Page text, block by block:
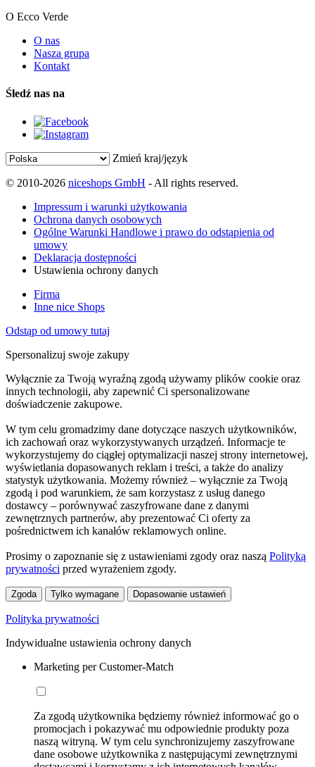
O Ecco Verde
O nas
Nasza grupa
Kontakt
Śledź nas na
Zmień kraj/język
© 2010-2026 niceshops GmbH - All rights reserved.
Impressum i warunki użytkowania
Ochrona danych osobowych
Ogólne Warunki Handlowe i prawo do odstąpienia od
umowy
Deklaracja dostępności
Ustawienia ochrony danych
Firma
Inne nice Shops
Odstąp od umowy tutaj
Spersonalizuj swoje zakupy
Wyłącznie za Twoją wyraźną zgodą używamy plików cookie oraz
innych technologii, aby zapewnić Ci spersonalizowane
doświadczenie zakupowe.
W tym celu gromadzimy dane dotyczące naszych użytkowników,
ich zachowań oraz wykorzystywanych urządzeń. Informacje te
wykorzystujemy do ciągłej optymalizacji naszej strony internetowej,
wyświetlania dopasowanych reklam i treści, a także do analizy
statystyk użytkowania. Możemy również – wyłącznie za Twoją
zgodą i pod warunkiem, że sam korzystasz z usług danego
dostawcy – porównywać zaszyfrowane dane z danymi
zewnętrznych partnerów, aby prezentować Ci oferty za
pośrednictwem ich kanałów reklamowych online.
Prosimy o zapoznanie się z ustawieniami zgody oraz naszą Polityką
prywatności przed wyrażeniem zgody.
Zgoda Tylko wymagane Dopasowanie ustawień
Polityka prywatności
Indywidualne ustawienia ochrony danych
Marketing per Customer-Match
Za zgodą użytkownika będziemy również informować go o
promocjach i pokazywać mu odpowiednie produkty poza
naszą witryną. W tym celu synchronizujemy zaszyfrowane
dane osobowe użytkownika z następującymi zewnętrznymi